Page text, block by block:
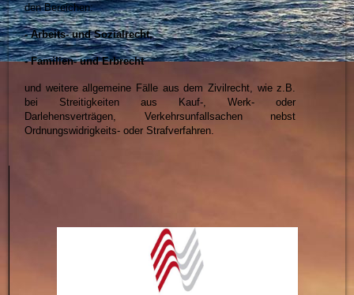
den Bereichen:
- Arbeits- und Sozialrecht,
- Familien- und Erbrecht
und weitere allgemeine Fälle aus dem Zivilrecht, wie z.B.
bei Streitigkeiten aus Kauf-, Werk- oder
Darlehensverträgen, Verkehrsunfallsachen nebst
Ordnungswidrigkeits- oder Strafverfahren.